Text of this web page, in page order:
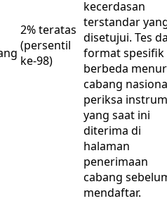
2% teratas
(persentil
ke-98)
kecerdasan
terstandar
disetujui. Tes
format spesifik
berbeda
cabang
periksa
yang saat ini
diterima di
halaman
penerimaan
cabang
mendaftar.